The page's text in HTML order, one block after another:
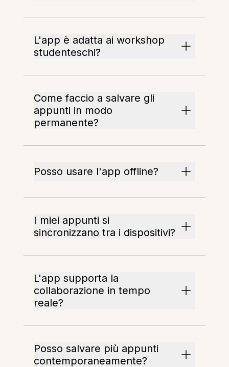
L'app è adatta ai workshop
studenteschi?
Come faccio a salvare gli
appunti in modo
permanente?
Posso usare l'app offline?
I miei appunti si
sincronizzano tra i dispositivi?
L'app supporta la
collaborazione in tempo
reale?
Posso salvare più appunti
contemporaneamente?